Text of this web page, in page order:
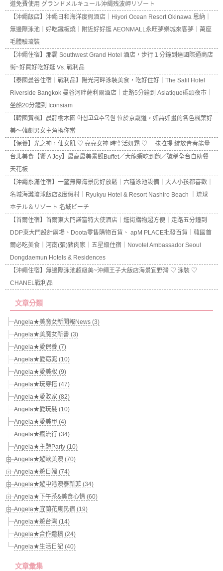
道免費使用 グランドメルキュール沖縄残波岬リゾート
【沖繩飯店】沖繩日和海洋度假酒店｜Hiyori Ocean Resort Okinawa 恩納｜
無邊際泳池｜好吃鐵板燒｜附近好好逛 AEONMALL永旺夢樂城來客夢｜萬座
毛體驗琉裝
【沖繩住宿】那霸 Southwest Grand Hotel 酒店，步行１分鐘到達國際通商店
街~好買好吃好逛 Vs. 戰利品
【泰國曼谷住宿｜戰利品】陽光河畔泳裝美食，吃好住好｜The Salil Hotel
Riverside Bangkok 曼谷河畔薩利爾酒店｜走路5分鐘到 Asiatique碼頭夜市｜
坐船20分鐘到 Iconsiam
【韓國賞楓】晨靜樹木園 아침고요수목원 位於京畿道，如詩如畫的各色楓葉好
美～韓劇男女主角換你當
【保養】光之神，仙女肌 ♡ 亮亮女神 時空活妍霜 ♡ 一抹拉提 綻放青春能量
台北美食【饗 A Joy】最高最美景觀Buffet／大龍蝦吃到飽／號稱全台自助餐
天花板
【沖繩糸滿住宿】一望無際海景房好放鬆｜六種泳池設備｜大人小孩都喜歡｜
名城海灘琉球飯店&度假村｜Ryukyu Hotel & Resort Nashiro Beach ｜琉球
ホテル＆リゾート 名城ビーチ
【首爾住宿】首爾東大門諾富特大使酒店｜逛街購物超方便｜走路五分鐘到
DDP東大門設計廣場、Doota零售購物百貨、 apM PLACE批發百貨｜韓國首
爾必吃美食｜河南(張)豬肉家｜五星級住宿｜Novotel Ambassador Seoul
Dongdaemun Hotels & Residences
【沖繩住宿】無邊際泳池超級美~沖繩王子大飯店海景宜野灣 ♡ 泳裝 ♡
CHANEL戰利品
文章分類
Angela★美魔女新聞報News (3)
Angela★美魔女新書 (3)
Angela★愛保養 (7)
Angela★愛窈窕 (10)
Angela★愛美妝 (9)
Angela★玩穿搭 (47)
Angela★愛敗家 (82)
Angela★愛玩髮 (10)
Angela★愛美甲 (4)
Angela★瘋流行 (34)
Angela★主題Party (10)
Angela★遊歐美澳 (70)
Angela★遊日韓 (74)
Angela★遊中港澳泰新菲 (34)
Angela★下午茶&美食心情 (60)
Angela★宜蘭花東民宿 (19)
Angela★遊台灣 (14)
Angela★合作邀稿 (24)
Angela★生活日記 (40)
文章彙集